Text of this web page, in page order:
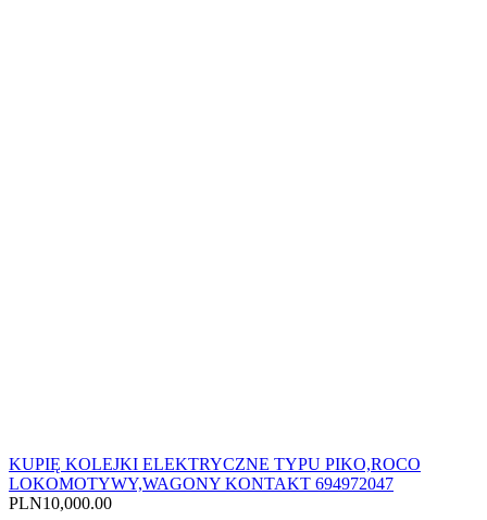
KUPIĘ KOLEJKI ELEKTRYCZNE TYPU PIKO,ROCO
LOKOMOTYWY,WAGONY KONTAKT 694972047
PLN10,000.00